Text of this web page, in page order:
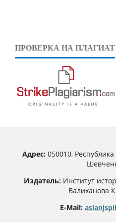
ПРОВЕРКА НА ПЛАГИАТ
Адрес:050010, Республика
Издатель: Институт
Валиханова
E-Mail: